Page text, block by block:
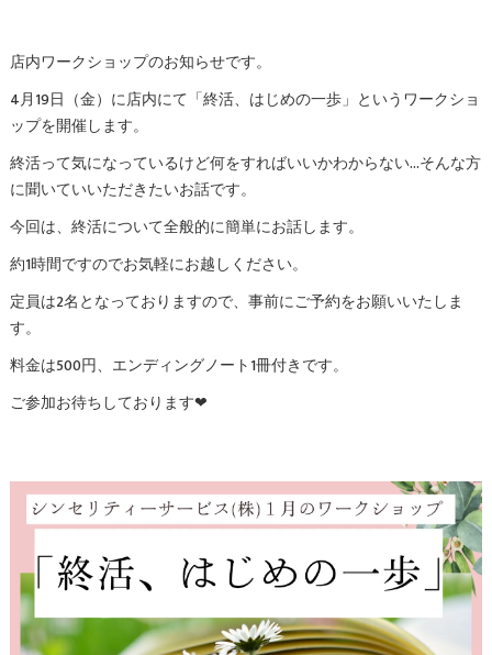
店内ワークショップのお知らせです。
4月19日（金）に店内にて「終活、はじめの一歩」というワークショ
ップを開催します。
終活って気になっているけど何をすればいいかわからない…そんな方
に聞いていいただきたいお話です。
今回は、終活について全般的に簡単にお話します。
約1時間ですのでお気軽にお越しください。
定員は2名となっておりますので、事前にご予約をお願いいたしま
す。
料金は500円、エンディングノート1冊付きです。
ご参加お待ちしております❤